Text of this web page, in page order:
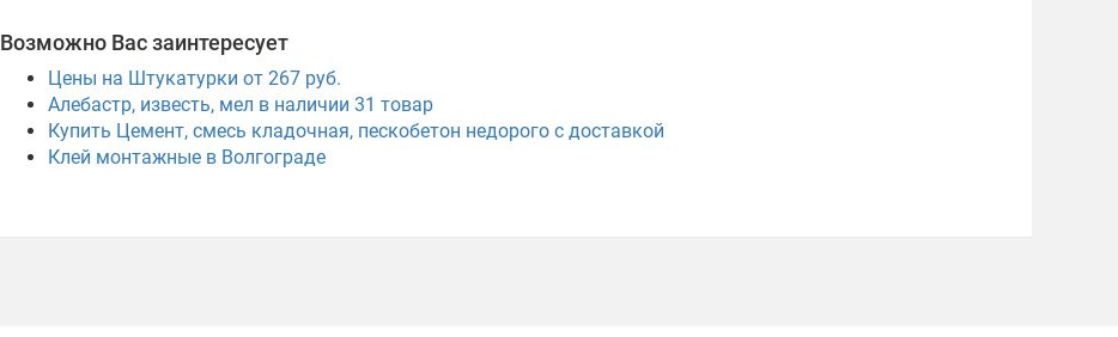
Возможно Вас заинтересует
Цены на Штукатурки от 267 руб.
Алебастр, известь, мел в наличии 31 товар
Купить Цемент, смесь кладочная, пескобетон недорого с доставкой
Клей монтажные в Волгограде